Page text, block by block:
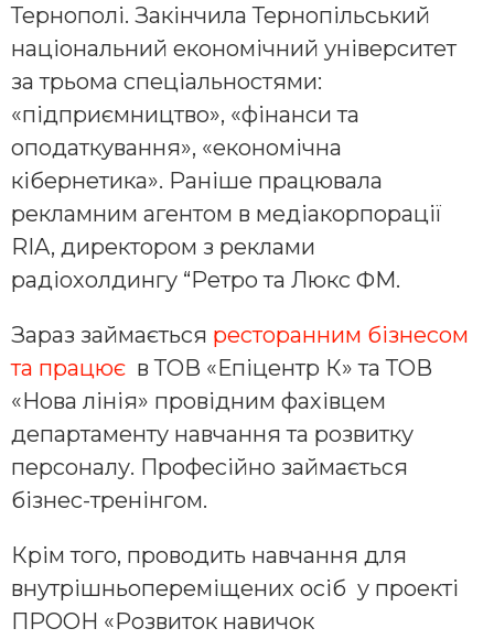
Тернополі. Закінчила Тернопільський
національний економічний університет
за трьома спеціальностями:
«підприємництво», «фінанси та
оподаткування», «економічна
кібернетика». Раніше працювала
рекламним агентом в медіакорпорації
RIA, директором з реклами
радіохолдингу “Ретро та Люкс ФМ.
Зараз займається ресторанним бізнесом
та працює в ТОВ «Епіцентр К» та ТОВ
«Нова лінія» провідним фахівцем
департаменту навчання та розвитку
персоналу. Професійно займається
бізнес-тренінгом.
Крім того, проводить навчання для
внутрішньопереміщених осіб у проекті
ПРООН «Розвиток навичок